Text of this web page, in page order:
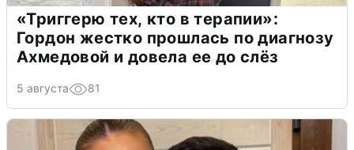
«Триггерю тех, кто в терапии»:
Гордон жестко прошлась по диагнозу
Ахмедовой и довела ее до слёз
5 августа 81